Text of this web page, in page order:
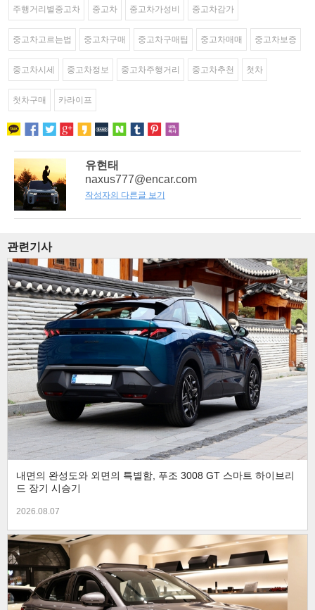
주행거리별중고차 중고차 중고차가성비 중고차감가
중고차고르는법 중고차구매 중고차구매팁 중고차매매 중고차보증
중고차시세 중고차정보 중고차주행거리 중고차추천 첫차
첫차구매 카라이프
유현태
naxus777@encar.com
작성자의 다른글 보기
관련기사
내면의 완성도와 외면의 특별함, 푸조 3008 GT 스마트 하이브리
드 장기 시승기
2026.08.07